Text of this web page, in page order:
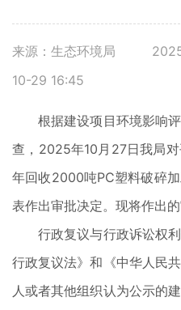
来源：生态环境局
10-29 16:45
根据建设项目环境影响评
查，2025年10月27日我局
年回收2000吨PC塑料破碎
表作出审批决定。现将作出的
行政复议与行政诉讼权利
行政复议法》和《中华人民
人或者其他组织认为公示的